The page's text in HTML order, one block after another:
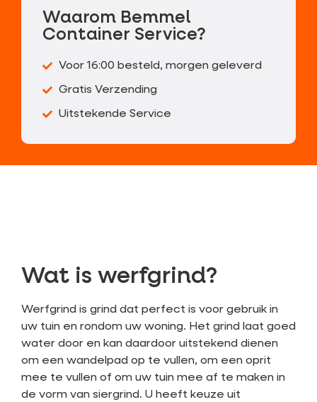
Waarom Bemmel
Container Service?
Voor 16:00 besteld, morgen geleverd
Gratis Verzending
Uitstekende Service
Wat is werfgrind?
Werfgrind is grind dat perfect is voor gebruik in
uw tuin en rondom uw woning. Het grind laat goed
water door en kan daardoor uitstekend dienen
om een wandelpad op te vullen, om een oprit
mee te vullen of om uw tuin mee af te maken in
de vorm van siergrind. U heeft keuze uit